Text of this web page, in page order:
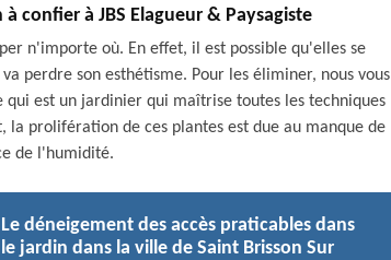
confier à JBS Elagueur & Paysagiste
n'importe où. En effet, il est possible qu'elles se
perdre son esthétisme. Pour les éliminer, nous vous
qui est un jardinier qui maîtrise toutes les techniques
la prolifération de ces plantes est due au manque de
de l'humidité.
Le déneigement des accès praticables dans
le jardin dans la ville de Saint Brisson Sur